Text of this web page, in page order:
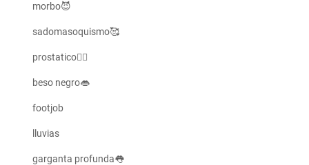
morbo😈
sadomasoquismo🥰
prostatico👆🏼
beso negro👄
footjob
lluvias
garganta profunda👅